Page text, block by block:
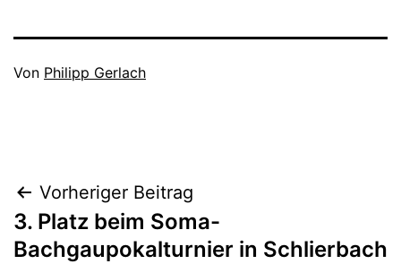
Veröffentlicht
Von Philipp Gerlach
Beitragsnavigation
Vorheriger Beitrag
3. Platz beim Soma-
Bachgaupokalturnier in Schlierbach